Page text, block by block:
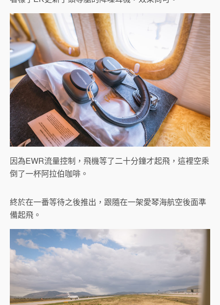
因為EWR流量控制，飛機等了二十分鐘才起飛，這裡空乘
倒了一杯阿拉伯咖啡。
終於在一番等待之後推出，跟隨在一架愛琴海航空後面準
備起飛。